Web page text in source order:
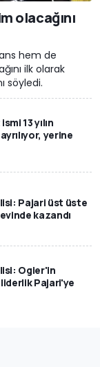
olacağını
hem de
ilk olarak
söyledi.
13 yılın
yerine
Pajari üst üste
kazandı
Ogier'in
liderlik Pajari'ye